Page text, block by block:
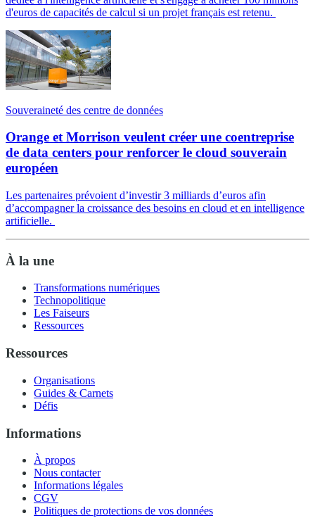
d'euros de capacités de calcul si un projet français est retenu.
Souveraineté des centre de données
Orange et Morrison veulent créer une coentreprise
de data centers pour renforcer le cloud souverain
européen
Les partenaires prévoient d’investir 3 milliards d’euros afin
d’accompagner la croissance des besoins en cloud et en intelligence
artificielle.
À la une
Transformations numériques
Technopolitique
Les Faiseurs
Ressources
Ressources
Organisations
Guides & Carnets
Défis
Informations
À propos
Nous contacter
Informations légales
CGV
Politiques de protections de vos données